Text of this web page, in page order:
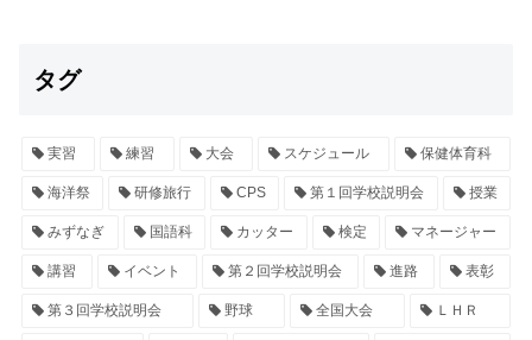
タグ
実習 練習 大会 スケジュール 保健体育科
海洋祭 研修旅行 CPS 第１回学校説明会 授業
みずなぎ 国語科 カッター 検定 マネージャー
講習 イベント 第２回学校説明会 進路 表彰
第３回学校説明会 野球 全国大会 ＬＨＲ